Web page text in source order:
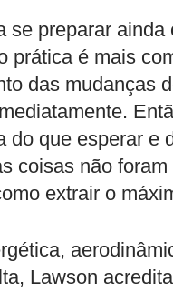
preparar
prática é mais
das mudanças
que esperar e
coisas não
extrair o
Lawson